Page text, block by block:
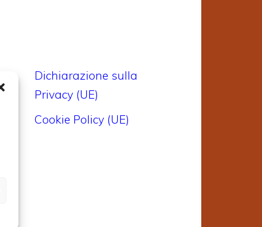
Dichiarazione sulla
Privacy (UE)
Cookie Policy (UE)